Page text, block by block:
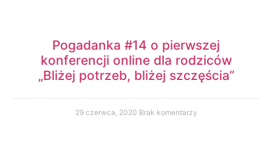
Pogadanka #14 o pierwszej
konferencji online dla rodziców
„Bliżej potrzeb, bliżej szczęścia”
29 czerwca, 2020 Brak komentarzy